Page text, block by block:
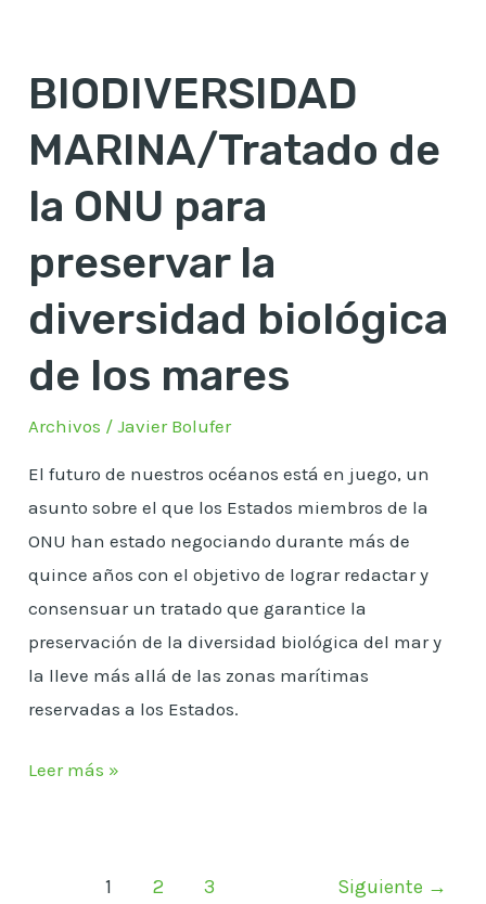
BIODIVERSIDAD
MARINA/Tratado de
la ONU para
preservar la
diversidad biológica
de los mares
Archivos /Javier Bolufer
El futuro de nuestros océanos está en juego, un
asunto sobre el que los Estados miembros de la
ONU han estado negociando durante más de
quince años con el objetivo de lograr redactar y
consensuar un tratado que garantice la
preservación de la diversidad biológica del mar y
la lleve más allá de las zonas marítimas
reservadas a los Estados.
de
ONU
para
preservar
la
diversidad
biológica
de
los
mares
Leer más »
1 2 3 Siguiente →